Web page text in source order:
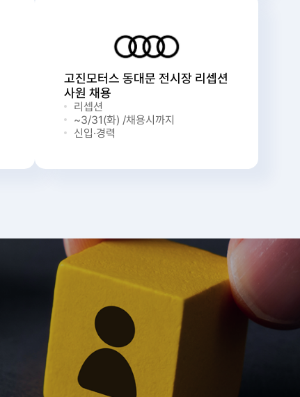
고진모터스 동대문 전시장 리셉션
사원 채용
리셉션
~3/31(화) /채용시까지
신입·경력